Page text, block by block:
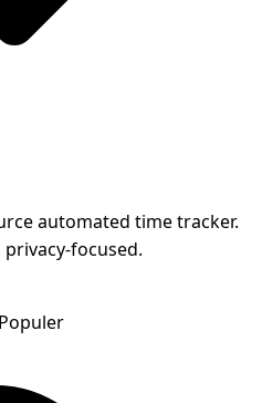
automated time tracker.
focused.
Populer